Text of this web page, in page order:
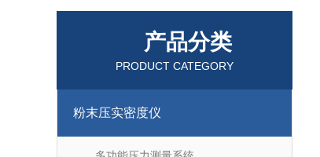
产品分类
PRODUCT CATEGORY
粉末压实密度仪